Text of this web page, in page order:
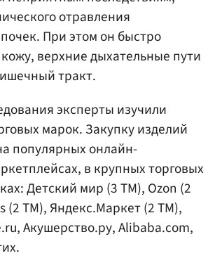
отравления
При этом он быстро
верхние дыхательные пути
тракт.
эксперты изучили
марок. Закупку изделий
популярных онлайн-
в крупных торговых
Детский мир (3 ТМ), Ozon (2
(2 ТМ), Яндекс.Маркет (2 ТМ),
Акушерство.ру, Alibaba.com,